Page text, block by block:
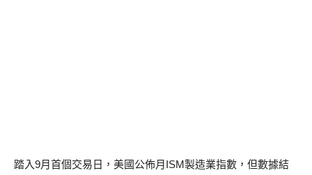
踏入9月首個交易日，美國公佈月ISM製造業指數，但數據結